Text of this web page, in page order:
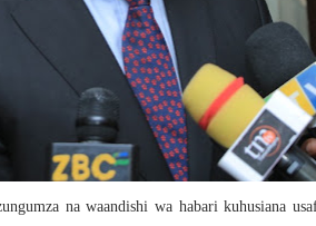
na waandishi wa habari kuhusiana